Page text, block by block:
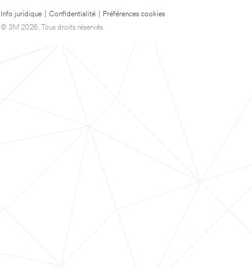
Info juridique Confidentialité
Préférences cookies
© 3M 2026. Tous droits réservés.